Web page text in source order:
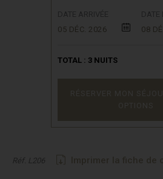
05 DÉC. 2026
08
TOTAL : 3 NUITS
Réf. L206